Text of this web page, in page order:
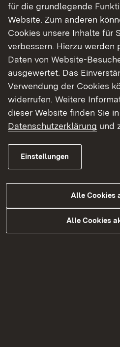
Postanschrift Referat
Säckingen)
Rathausplatz 5
79713 Bad Säckingen
Häufig nachgefragt
Aktuelle
für die grundlegende
Website. Zum anderen
Cookies unsere Inhalte für
verbessern. Hierzu werden
Daten von Website-
ausgewertet. Das
Verwendung der Cookies
widerrufen. Weitere
dieser Website finden Sie
Datenschutzerklärung und
Einstellungen
Alle Cookies
Alle Cookies